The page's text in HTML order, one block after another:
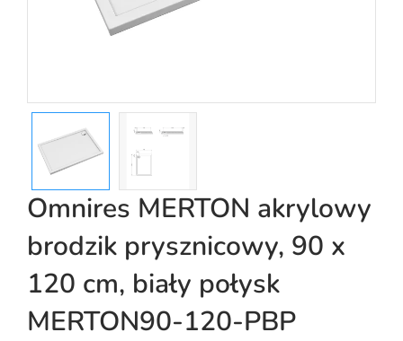
Omnires MERTON akrylowy
brodzik prysznicowy, 90 x
120 cm, biały połysk
MERTON90-120-PBP